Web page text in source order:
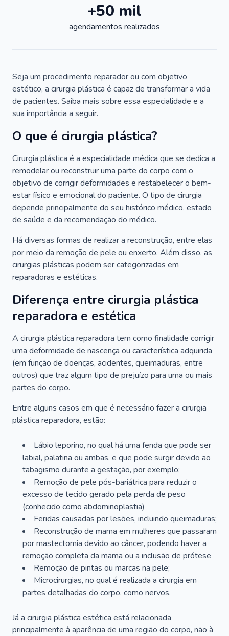
+50 mil
agendamentos realizados
Seja um procedimento reparador ou com objetivo
estético, a cirurgia plástica é capaz de transformar a vida
de pacientes. Saiba mais sobre essa especialidade e a
sua importância a seguir.
O que é cirurgia plástica?
Cirurgia plástica é a especialidade médica que se dedica a
remodelar ou reconstruir uma parte do corpo com o
objetivo de corrigir deformidades e restabelecer o bem-
estar físico e emocional do paciente. O tipo de cirurgia
depende principalmente do seu histórico médico, estado
de saúde e da recomendação do médico.
Há diversas formas de realizar a reconstrução, entre elas
por meio da remoção de pele ou enxerto. Além disso, as
cirurgias plásticas podem ser categorizadas em
reparadoras e estéticas.
Diferença entre cirurgia plástica
reparadora e estética
A cirurgia plástica reparadora tem como finalidade corrigir
uma deformidade de nascença ou característica adquirida
(em função de doenças, acidentes, queimaduras, entre
outros) que traz algum tipo de prejuízo para uma ou mais
partes do corpo.
Entre alguns casos em que é necessário fazer a cirurgia
plástica reparadora, estão:
Lábio leporino, no qual há uma fenda que pode ser
labial, palatina ou ambas, e que pode surgir devido ao
tabagismo durante a gestação, por exemplo;
Remoção de pele pós-bariátrica para reduzir o
excesso de tecido gerado pela perda de peso
(conhecido como abdominoplastia)
Feridas causadas por lesões, incluindo queimaduras;
Reconstrução de mama em mulheres que passaram
por mastectomia devido ao câncer, podendo haver a
remoção completa da mama ou a inclusão de prótese
Remoção de pintas ou marcas na pele;
Microcirurgias, no qual é realizada a cirurgia em
partes detalhadas do corpo, como nervos.
Já a cirurgia plástica estética está relacionada
principalmente à aparência de uma região do corpo, não à